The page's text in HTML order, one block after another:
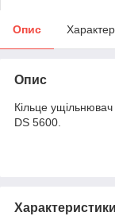
Опис
Опис
Кільце
DS 5600.
Характеристики